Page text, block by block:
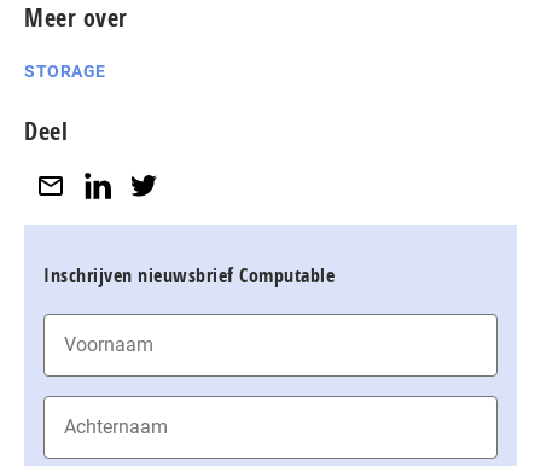
Meer over
STORAGE
Deel
Inschrijven nieuwsbrief Computable